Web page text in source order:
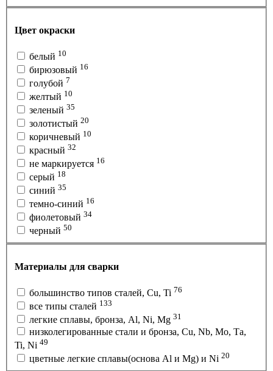
Цвет окраски
белый 10
бирюзовый 16
голубой 7
желтый 10
зеленый 35
золотистый 20
коричневый 10
красный 32
не маркируется 16
серый 18
синий 35
темно-синий 16
фиолетовый 34
черный 50
Материалы для сварки
большинство типов сталей, Cu, Ti 76
все типы сталей 133
легкие сплавы, бронза, Al, Ni, Mg 31
низколегированные стали и бронза, Cu, Nb, Мо, Та,
Ti, Ni 49
цветные легкие сплавы(основа Al и Mg) и Ni 20